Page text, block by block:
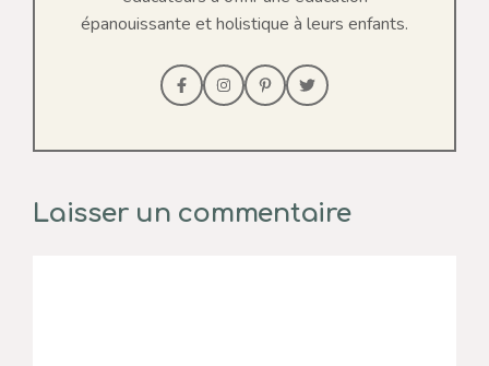
épanouissante et holistique à leurs enfants.
Laisser un commentaire